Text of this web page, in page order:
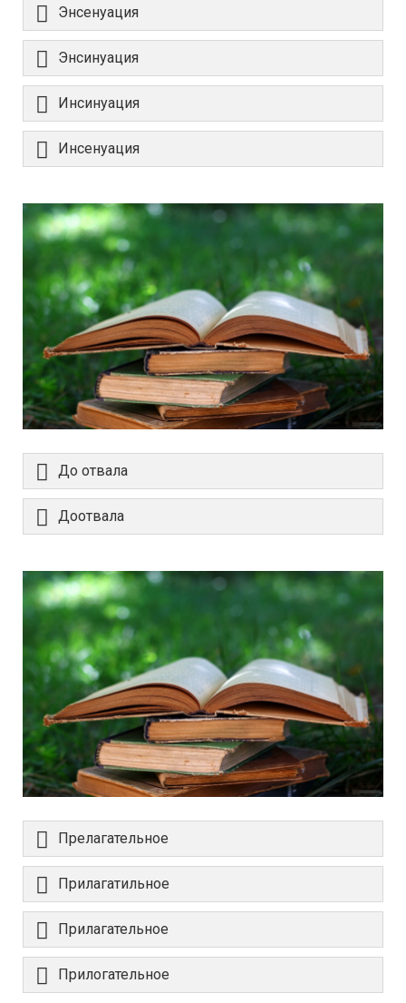
Энсенуация
Энсинуация
Инсинуация
Инсенуация
До отвала
Доотвала
Прелагательное
Прилагатильное
Прилагательное
Прилогательное